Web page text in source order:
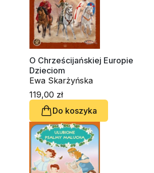
O Chrześcijańskiej Europie
Dzieciom
Ewa Skarżyńska
119,00 zł
Do koszyka